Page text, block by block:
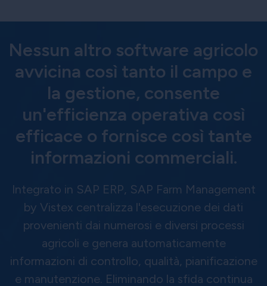
Nessun altro software agricolo
avvicina così tanto il campo e
la gestione, consente
un'efficienza operativa così
efficace o fornisce così tante
informazioni commerciali.
Integrato in SAP ERP, SAP Farm Management
by Vistex centralizza l'esecuzione dei dati
provenienti dai numerosi e diversi processi
agricoli e genera automaticamente
informazioni di controllo, qualità, pianificazione
e manutenzione. Eliminando la sfida continua